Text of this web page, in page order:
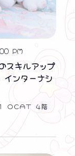
スキルアップ
ンターナシ
PM
ＯＣＡＴ ４階